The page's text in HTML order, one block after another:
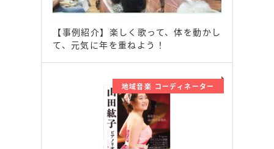
【事例紹介】楽しく歌って、体を動かし
て、元気に年を重ねよう！
地域音楽 コーディネーター